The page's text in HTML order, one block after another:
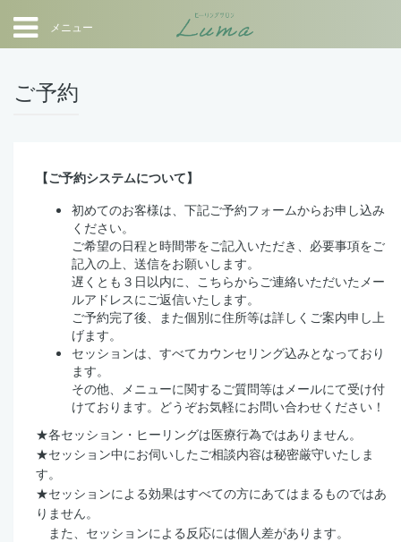
メニュー
ご予約
【ご予約システムについて】
初めてのお客様は、下記ご予約フォームからお申し込み
ください。
ご希望の日程と時間帯をご記入いただき、必要事項をご
記入の上、送信をお願いします。
遅くとも３日以内に、こちらからご連絡いただいたメー
ルアドレスにご返信いたします。
ご予約完了後、また個別に住所等は詳しくご案内申し上
げます。
セッションは、すべてカウンセリング込みとなっており
ます。
その他、メニューに関するご質問等はメールにて受け付
けております。どうぞお気軽にお問い合わせください！
★各セッション・ヒーリングは医療行為ではありません。
★セッション中にお伺いしたご相談内容は秘密厳守いたしま
す。
★セッションによる効果はすべての方にあてはまるものではあ
りません。
また、セッションによる反応には個人差があります。